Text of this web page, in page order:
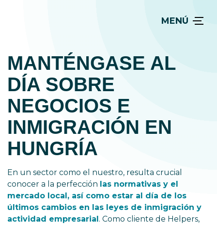
MENÚ
MANTÉNGASE AL
DÍA SOBRE
NEGOCIOS E
INMIGRACIÓN EN
HUNGRÍA
En un sector como el nuestro, resulta crucial
conocer a la perfección las normativas y el
mercado local, así como estar al día de los
últimos cambios en las leyes de inmigración y
actividad empresarial. Como cliente de Helpers,